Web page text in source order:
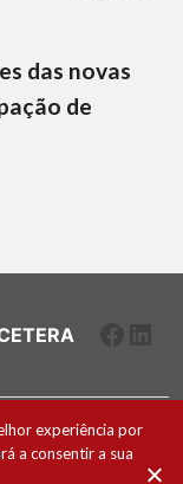
das novas
de
experiência por
a consentir a sua